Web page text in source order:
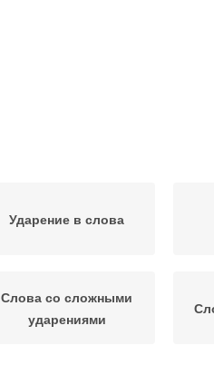
Ударение в слова
Слова со сложными
ударениями